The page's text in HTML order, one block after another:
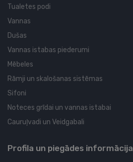
Tualetes podi
Vannas
Dušas
Vannas istabas piederumi
Mēbeles
Rāmji un skalošanas sistēmas
Sifoni
Noteces grīdai un vannas istabai
Cauruļvadi un Veidgabali
Profila un piegādes informācija